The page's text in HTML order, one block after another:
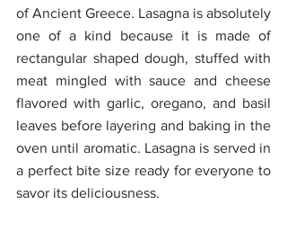
of Ancient Greece. Lasagna is absolutely
one of a kind because it is made of
rectangular shaped dough, stuffed with
meat mingled with sauce and cheese
flavored with garlic, oregano, and basil
leaves before layering and baking in the
oven until aromatic. Lasagna is served in
a perfect bite size ready for everyone to
savor its deliciousness.